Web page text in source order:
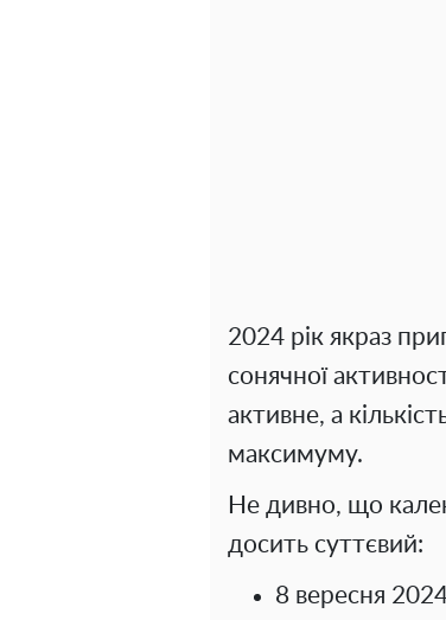
2024 рік якраз
сонячної
активне, а
максимуму.
Не дивно, що
досить суттєвий:
8 вересня